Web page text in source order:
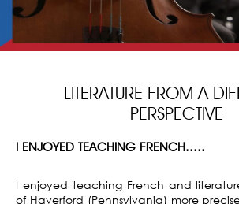
LITERATURE FROM A
PERSPECTIVE
I ENJOYED TEACHING FRENCH.....
I enjoyed teaching French and
of Haverford (Pennsylvania) more